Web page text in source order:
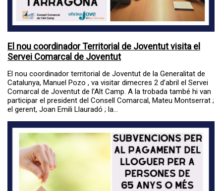
El nou coordinador Territorial de Joventut visita el
Servei Comarcal de Joventut
El nou coordinador territorial de Joventut de la Generalitat de
Catalunya, Manuel Pozo , va visitar dimecres 2 d’abril el Servei
Comarcal de Joventut de l’Alt Camp. A la trobada també hi van
participar el president del Consell Comarcal, Mateu Montserrat ;
el gerent, Joan Emili Llauradó ; la...